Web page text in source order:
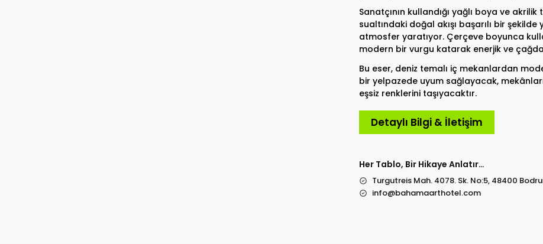
Sanatçının kullandığı yağlı boya ve
sualtındaki doğal akışı başarılı bir
atmosfer yaratıyor. Çerçeve boyunca
modern bir vurgu katarak enerjik ve
Bu eser, deniz temalı iç mekanlardan
bir yelpazede uyum sağlayacak,
eşsiz renklerini taşıyacaktır.
Detaylı Bilgi & İletişim
Her Tablo, Bir Hikaye Anlatır…
Turgutreis Mah. 4078. Sk. No:5, 48400
info@bahamaarthotel.com